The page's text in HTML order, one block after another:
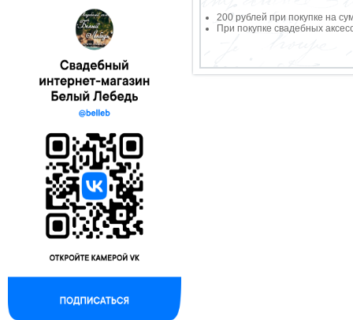
200 рублей при покупке на
При покупке свадебных